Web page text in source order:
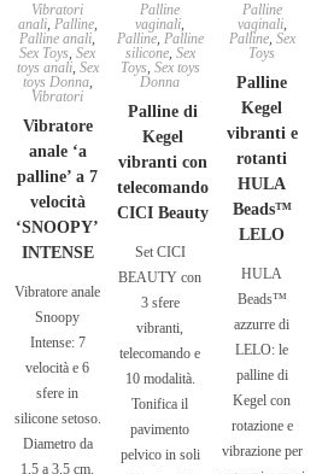
Vibratori
anali, Palline,
Palline anali,
Sex Toys,Sex
toys anali, Sex
toys Donna,
Vibratori
Vibratore
anale ‘a
palline’ a 7
velocità
‘SNOOPY’
INTENSE
Vibratore anale
Snoopy
Intense: 7
velocità e 6
sfere in
silicone setoso.
Diametro da
1,5 a 3,5 cm.
Palline
vaginali,
Palline, Palline
silicone, Sex
Toys, Sex toys
Donna
Palline di
Kegel
vibranti con
telecomando
CICI Beauty
Set CICI
BEAUTY con
3 sfere
vibranti,
telecomando e
10 modalità.
Tonifica il
pavimento
pelvico in soli
Palline
vaginali,
Palline, Sex
Toys
Palline
Kegel
vibranti e
rotanti
HULA
Beads™
LELO
HULA
Beads™
azzurre di
LELO: le
palline di
Kegel con
rotazione e
vibrazione per